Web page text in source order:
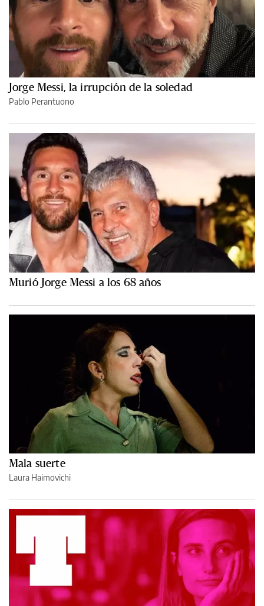
Jorge Messi, la irrupción de la soledad
Pablo Perantuono
Murió Jorge Messi a los 68 años
Mala suerte
Laura Haimovichi